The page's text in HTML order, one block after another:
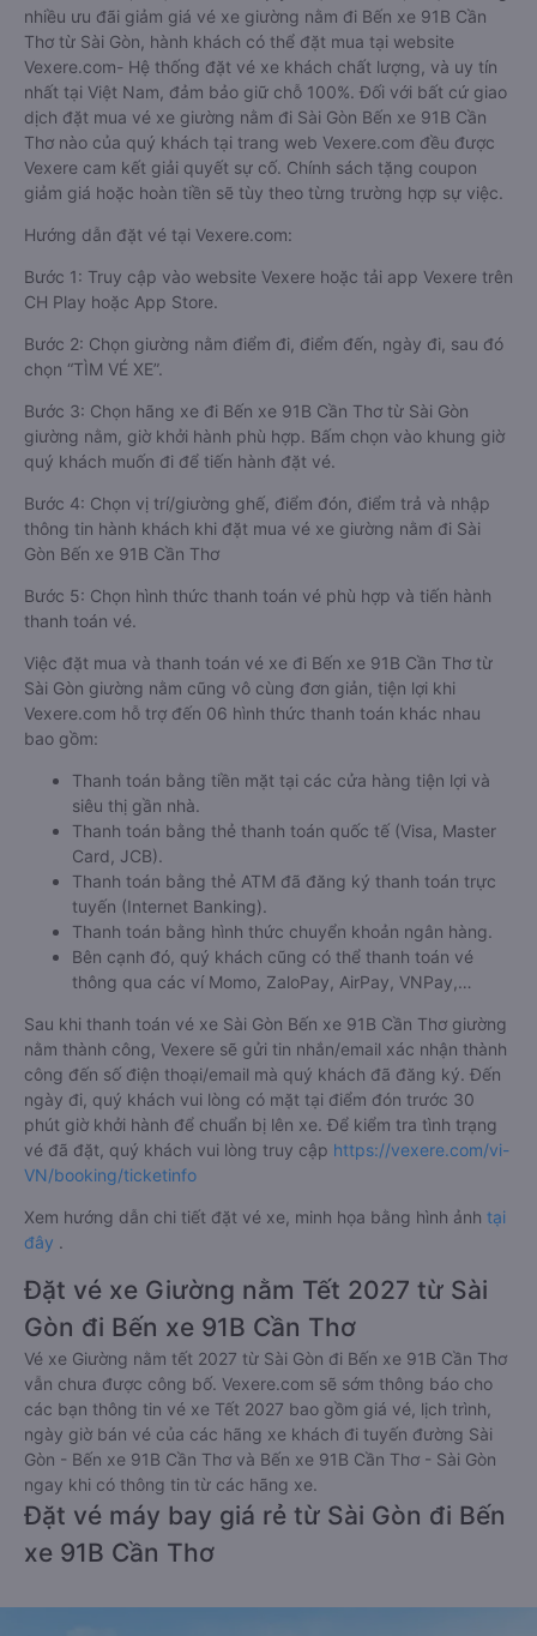
nhiều ưu đãi giảm giá vé xe giường nằm đi Bến xe 91B Cần
Thơ từ Sài Gòn, hành khách có thể đặt mua tại website
Vexere.com- Hệ thống đặt vé xe khách chất lượng, và uy tín
nhất tại Việt Nam, đảm bảo giữ chỗ 100%. Đối với bất cứ giao
dịch đặt mua vé xe giường nằm đi Sài Gòn Bến xe 91B Cần
Thơ nào của quý khách tại trang web Vexere.com đều được
Vexere cam kết giải quyết sự cố. Chính sách tặng coupon
giảm giá hoặc hoàn tiền sẽ tùy theo từng trường hợp sự việc.
Hướng dẫn đặt vé tại Vexere.com:
Bước 1: Truy cập vào website Vexere hoặc tải app Vexere trên
CH Play hoặc App Store.
Bước 2: Chọn giường nằm điểm đi, điểm đến, ngày đi, sau đó
chọn “TÌM VÉ XE”.
Bước 3: Chọn hãng xe đi Bến xe 91B Cần Thơ từ Sài Gòn
giường nằm, giờ khởi hành phù hợp. Bấm chọn vào khung giờ
quý khách muốn đi để tiến hành đặt vé.
Bước 4: Chọn vị trí/giường ghế, điểm đón, điểm trả và nhập
thông tin hành khách khi đặt mua vé xe giường nằm đi Sài
Gòn Bến xe 91B Cần Thơ
Bước 5: Chọn hình thức thanh toán vé phù hợp và tiến hành
thanh toán vé.
Việc đặt mua và thanh toán vé xe đi Bến xe 91B Cần Thơ từ
Sài Gòn giường nằm cũng vô cùng đơn giản, tiện lợi khi
Vexere.com hỗ trợ đến 06 hình thức thanh toán khác nhau
bao gồm:
Thanh toán bằng tiền mặt tại các cửa hàng tiện lợi và
siêu thị gần nhà.
Thanh toán bằng thẻ thanh toán quốc tế (Visa, Master
Card, JCB).
Thanh toán bằng thẻ ATM đã đăng ký thanh toán trực
tuyến (Internet Banking).
Thanh toán bằng hình thức chuyển khoản ngân hàng.
Bên cạnh đó, quý khách cũng có thể thanh toán vé
thông qua các ví Momo, ZaloPay, AirPay, VNPay,…
Sau khi thanh toán vé xe Sài Gòn Bến xe 91B Cần Thơ giường
nằm thành công, Vexere sẽ gửi tin nhắn/email xác nhận thành
công đến số điện thoại/email mà quý khách đã đăng ký. Đến
ngày đi, quý khách vui lòng có mặt tại điểm đón trước 30
phút giờ khởi hành để chuẩn bị lên xe. Để kiểm tra tình trạng
vé đã đặt, quý khách vui lòng truy cập https://vexere.com/vi-
VN/booking/ticketinfo
Xem hướng dẫn chi tiết đặt vé xe, minh họa bằng hình ảnh tại
đây .
Đặt vé xe Giường nằm Tết 2027 từ Sài
Gòn đi Bến xe 91B Cần Thơ
Vé xe Giường nằm tết 2027 từ Sài Gòn đi Bến xe 91B Cần Thơ
vẫn chưa được công bố. Vexere.com sẽ sớm thông báo cho
các bạn thông tin vé xe Tết 2027 bao gồm giá vé, lịch trình,
ngày giờ bán vé của các hãng xe khách đi tuyến đường Sài
Gòn - Bến xe 91B Cần Thơ và Bến xe 91B Cần Thơ - Sài Gòn
ngay khi có thông tin từ các hãng xe.
Đặt vé máy bay giá rẻ từ Sài Gòn đi Bến
xe 91B Cần Thơ